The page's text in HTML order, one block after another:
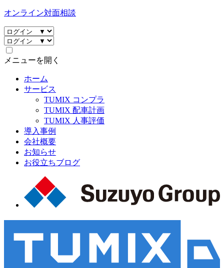
オンライン対面相談
メニューを開く
ホーム
サービス
TUMIX コンプラ
TUMIX 配車計画
TUMIX 人事評価
導入事例
会社概要
お知らせ
お役立ちブログ